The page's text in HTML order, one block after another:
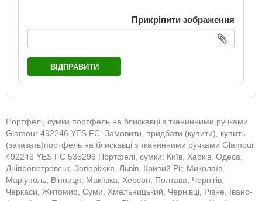
Прикріпити зображення
ВІДПРАВИТИ
Портфелі, сумки портфель на блискавці з тканинними ручками
Glamour 492246 YES FC. Замовити, придбати (купити), купить
(заказать)портфель на блискавці з тканинними ручками Glamour
492246 YES FC 535296 Портфелі, сумки: Київ, Харків, Одеса,
Дніпропетровськ, Запоріжжя, Львів, Кривий Ріг, Миколаїв,
Маріуполь, Вінниця, Макіївка, Херсон, Полтава, Чернігів,
Черкаси, Житомир, Суми, Хмельницький, Чернівці, Рівне, Івано-